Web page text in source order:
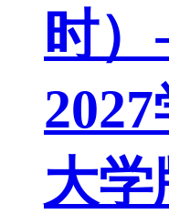
时）
大